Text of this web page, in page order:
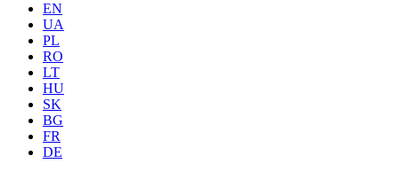
EN
UA
PL
RO
LT
HU
SK
BG
FR
DE